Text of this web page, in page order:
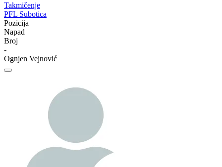
Takmičenje
PFL Subotica
Pozicija
Napad
Broj
-
Ognjen Vejnović